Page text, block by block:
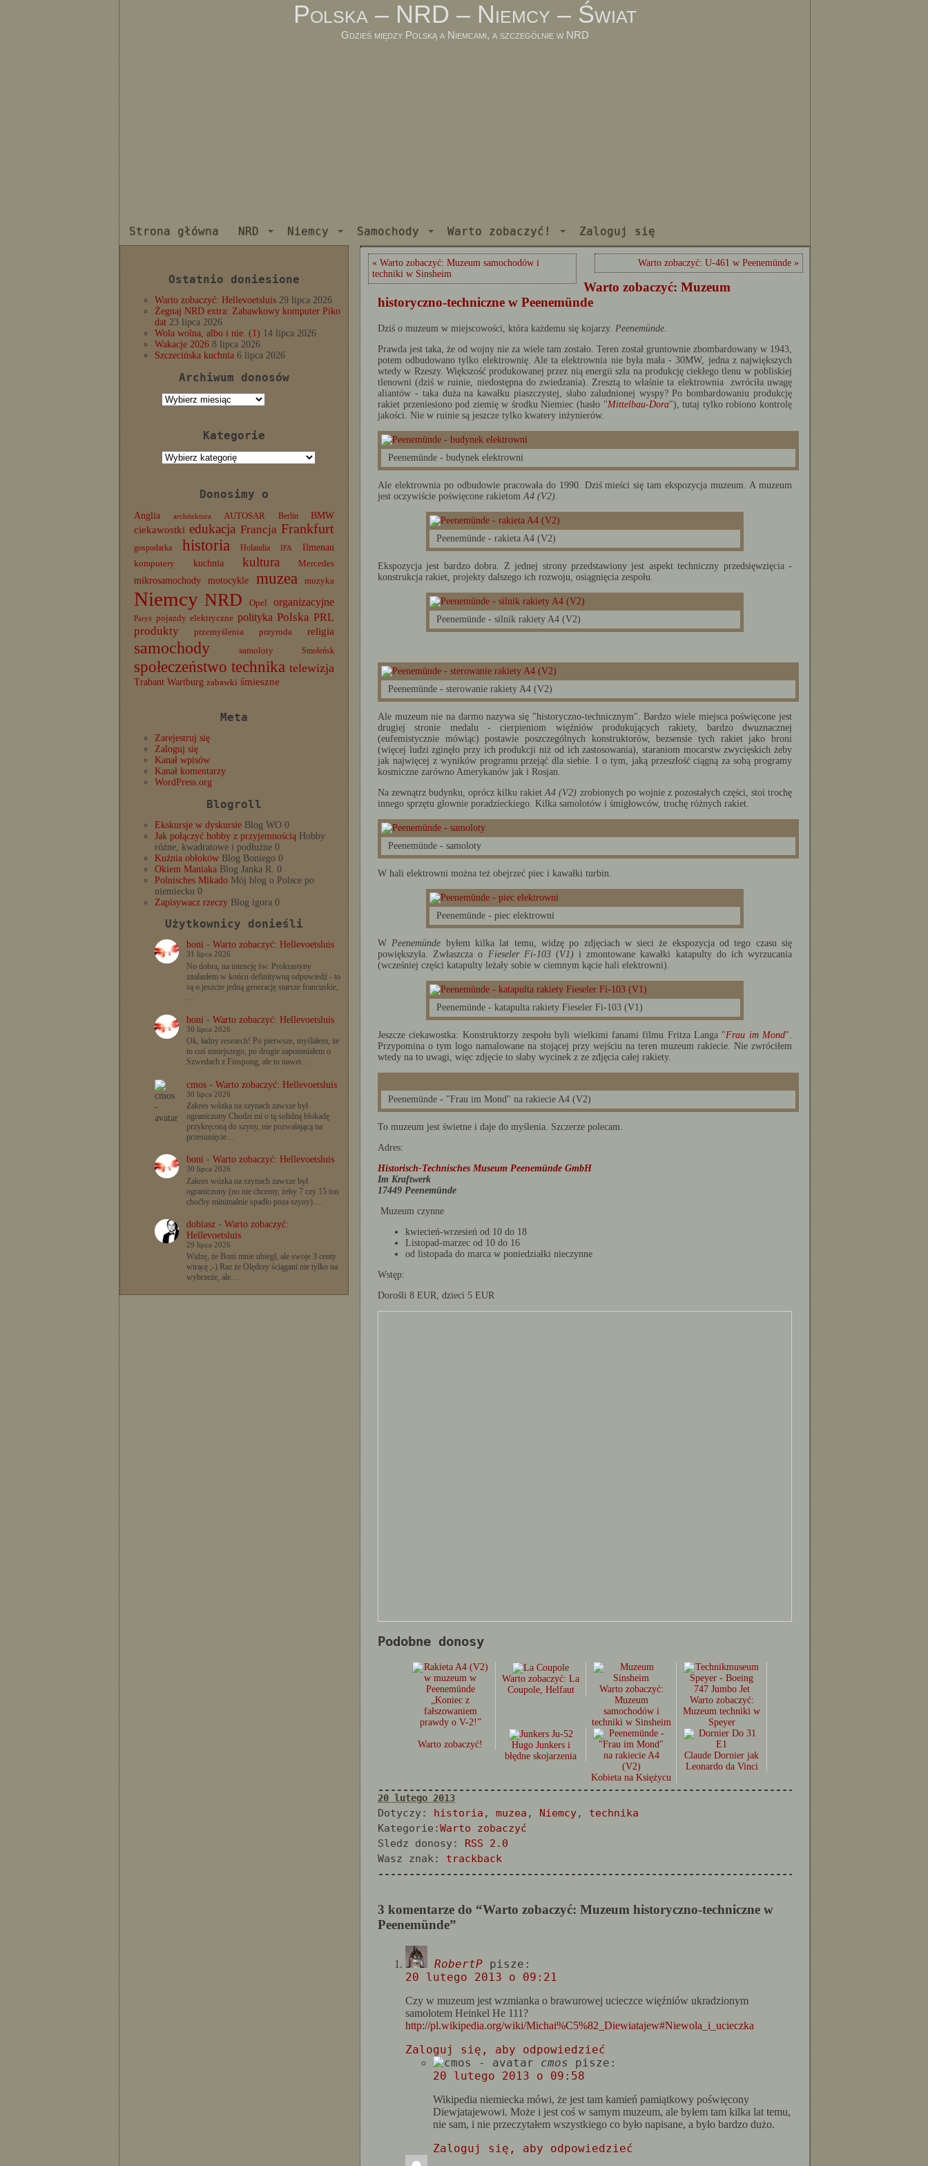
Polska – NRD – Niemcy – Świat
Gdzieś między Polską a Niemcami, a szczególnie w NRD
Strona główna NRD Niemcy Samochody Warto zobaczyć! Zaloguj się
Ostatnio doniesione
Warto zobaczyć: Hellevoetsluis 29 lipca 2026
Żegnaj NRD extra: Zabawkowy komputer Piko
dat 23 lipca 2026
Wola wolna, albo i nie. (1) 14 lipca 2026
Wakacje 2026 8 lipca 2026
Szczecińska kuchnia 6 lipca 2026
Archiwum donosów
Archiwum
Kategorie
Kategorie
Donosimy o
Anglia architektura AUTOSAR Berlin BMW
ciekawostki edukacja Francja Frankfurt
gospodarka historia Holandia IFA
Ilmenau
komputery
kuchnia kultura Mercedes
mikrosamochody motocykle muzea muzyka
Niemcy NRD Opel organizacyjne
Paryż pojazdy elektryczne polityka Polska PRL
produkty
przemyślenia przyroda religia
samochody samoloty Smoleńsk
społeczeństwo technika telewizja
Trabant Wartburg zabawki śmieszne
Meta
Zarejestruj się
Zaloguj się
Kanał wpisów
Kanał komentarzy
WordPress.org
Blogroll
Ekskursje w dyskursie Blog WO 0
Jak połączyć hobby z przyjemnością Hobby
różne, kwadratowe i podłużne 0
Kuźnia obłoków Blog Boniego 0
Okiem Maniaka Blog Janka R. 0
Polnisches Mikado Mój blog o Polsce po
niemiecku 0
Zapisywacz rzeczy Blog igora 0
Użytkownicy donieśli
boni- Warto zobaczyć: Hellevoetsluis
31 lipca 2026
No dobra, na intencję św. Prokrastyny
znalazłem w końcu definitywną odpowiedź - to
są o jeszcze jedną generację starsze francuskie,
…
boni- Warto zobaczyć: Hellevoetsluis
30 lipca 2026
Ok, ładny research! Po pierwsze, myślałem, że
to coś mniejszego, po drugie zapomniałem o
Szwedach z Finspong, ale to nawet…
cmos- Warto zobaczyć: Hellevoetsluis
30 lipca 2026
Zakres wózka na szynach zawsze był
ograniczony Chodzi mi o tą solidną blokadę
przykręconą do szyny, nie pozwalającą na
przesunięcie…
boni- Warto zobaczyć: Hellevoetsluis
30 lipca 2026
Zakres wózka na szynach zawsze był
ograniczony (no nie chcemy, żeby 7 czy 15 ton
choćby minimalnie spadło poza szyny).…
dobiasz- Warto zobaczyć:
Hellevoetsluis
29 lipca 2026
Widzę, że Boni mnie ubiegł, ale swoje 3 centy
wtrącę ;-) Raz że Olędrzy ściągani nie tylko na
wybrzeże, ale…
« Warto zobaczyć: Muzeum samochodów i
techniki w Sinsheim
Warto zobaczyć: U-461 w Peenemünde »
Warto zobaczyć: Muzeum
historyczno-techniczne w Peenemünde
Dziś o muzeum w miejscowości, która każdemu się kojarzy. Peenemünde
Prawda jest taka, że od wojny nie za wiele tam zostało. Teren został gruntownie zbombardowany w 1943,
potem odbudowano tylko elektrownię. Ale ta elektrownia nie była mała - 30MW, jedna z największych
wtedy w Rzeszy. Większość produkowanej przez nią energii szła na produkcję ciekłego tlenu w pobliskiej
tlenowni (dziś w ruinie, niedostępna do zwiedzania). Zresztą to właśnie ta elektrownia zwróciła uwagę
aliantów - taka duża na kawałku piaszczystej, słabo zaludnionej wyspy? Po bombardowaniu produkcję
rakiet przeniesiono pod ziemię w środku Niemiec (hasło "Mittelbau-Dora"), tutaj tylko robiono kontrolę
jakości. Nie w ruinie są jeszcze tylko kwatery inżynierów.
Peenemünde - budynek elektrowni
Ale elektrownia po odbudowie pracowała do 1990. Dziś mieści się tam ekspozycja muzeum. A muzeum
jest oczywiście poświęcone rakietom A4 (V2)
Peenemünde - rakieta A4 (V2)
Ekspozycja jest bardzo dobra. Z jednej strony przedstawiony jest aspekt techniczny przedsięwzięcia -
konstrukcja rakiet, projekty dalszego ich rozwoju, osiągnięcia zespołu.
Peenemünde - silnik rakiety A4 (V2)
Peenemünde - sterowanie rakiety A4 (V2)
Ale muzeum nie na darmo nazywa się "historyczno-technicznym". Bardzo wiele miejsca poświęcone jest
drugiej stronie medalu - cierpieniom więźniów produkujących rakiety, bardzo dwuznacznej
(eufemistycznie mówiąc) postawie poszczególnych konstruktorów, bezsensie tych rakiet jako broni
(więcej ludzi zginęło przy ich produkcji niż od ich zastosowania), staraniom mocarstw zwycięskich żeby
jak najwięcej z wyników programu przejąć dla siebie. I o tym, jaką przeszłość ciągną za sobą programy
kosmiczne zarówno Amerykanów jak i Rosjan.
Na zewnątrz budynku, oprócz kilku rakietA4 (V2) zrobionych po wojnie z pozostałych części, stoi trochę
innego sprzętu głownie poradzieckiego. Kilka samolotów i śmigłowców, trochę różnych rakiet.
Peenemünde - samoloty
W hali elektrowni można też obejrzeć piec i kawałki turbin.
Peenemünde - piec elektrowni
W Peenemünde byłem kilka lat temu, widzę po zdjęciach w sieci że ekspozycja od tego czasu się
powiększyła. Zwłaszcza o Fieseler Fi-103(V1)i zmontowane kawałki katapulty do ich wyrzucania
(wcześniej części katapulty leżały sobie w ciemnym kącie hali elektrowni).
Peenemünde - katapulta rakiety Fieseler Fi-103 (V1)
Jeszcze ciekawostka: Konstruktorzy zespołu byli wielkimi fanami filmu Fritza Langa "Frau im Mond".
Przypomina o tym logo namalowane na stojącej przy wejściu na teren muzeum rakiecie. Nie zwróciłem
wtedy na to uwagi, więc zdjęcie to słaby wycinek z ze zdjęcia całej rakiety.
Peenemünde - "Frau im Mond" na rakiecie A4 (V2)
To muzeum jest świetne i daje do myślenia. Szczerze polecam.
Adres:
Historisch-Technisches Museum Peenemünde GmbH
Im Kraftwerk
17449 Peenemünde
Muzeum czynne
kwiecień-wrzesień od 10 do 18
Listopad-marzec od 10 do 16
od listopada do marca w poniedziałki nieczynne
Wstęp:
Dorośli 8 EUR, dzieci 5 EUR
Podobne donosy
„Koniec z
fałszowaniem
prawdy o V-2!”
Warto zobaczyć: La
Coupole, Helfaut
Warto zobaczyć:
Muzeum
samochodów i
techniki w Sinsheim
Warto zobaczyć:
Muzeum techniki w
Speyer
Warto zobaczyć!
Hugo Junkers i
błędne skojarzenia
Kobieta na Księżycu
Claude Dornier jak
Leonardo da Vinci
20 lutego 2013
Dotyczy: historia , muzea , Niemcy, technika
Kategorie:Warto zobaczyć
Sledz donosy: RSS 2.0
Wasz znak: trackback
3 komentarze do “Warto zobaczyć: Muzeum historyczno-techniczne w
Peenemünde”
RobertP pisze:
20 lutego 2013 o 09:21
Czy w muzeum jest wzmianka o brawurowej ucieczce więźniów ukradzionym
samolotem Heinkel He 111?
http://pl.wikipedia.org/wiki/Michai%C5%82_Diewiatajew#Niewola_i_ucieczka
Zaloguj się, aby odpowiedzieć
cmos
pisze:
20 lutego 2013 o 09:58
Wikipedia niemiecka mówi, że jest tam kamień pamiątkowy poświęcony
Diewjatajewowi. Może i jest coś w samym muzeum, ale byłem tam kilka lat temu,
nie sam, i nie przeczytałem wszystkiego co było napisane, a było bardzo dużo.
Zaloguj się, aby odpowiedzieć